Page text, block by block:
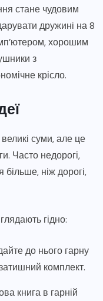
стане чудовим
дружині на 8
хорошим
з
крісло.
суми, але це
Часто недорогі,
ніж дорогі,
гідно:
до нього гарну
комплект.
книга в гарній